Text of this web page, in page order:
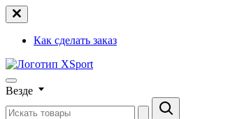
Как сделать заказ
Везде